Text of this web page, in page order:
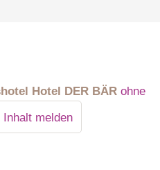
Hotel DER BÄR ohne
Inhalt melden